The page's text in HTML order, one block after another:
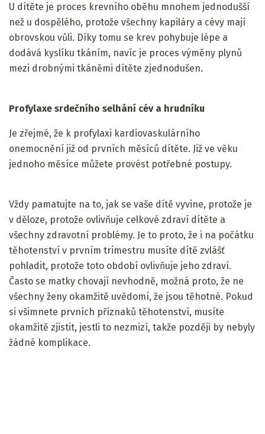
U dítěte je proces krevního oběhu mnohem jednodušší
než u dospělého, protože všechny kapiláry a cévy mají
obrovskou vůli. Díky tomu se krev pohybuje lépe a
dodává kyslíku tkáním, navíc je proces výměny plynů
mezi drobnými tkáněmi dítěte zjednodušen.
Profylaxe srdečního selhání cév a hrudníku
Je zřejmé, že k profylaxi kardiovaskulárního
onemocnění již od prvních měsíců dítěte. Již ve věku
jednoho měsíce můžete provést potřebné postupy.
Vždy pamatujte na to, jak se vaše dítě vyvine, protože je
v děloze, protože ovlivňuje celkové zdraví dítěte a
všechny zdravotní problémy. Je to proto, že i na počátku
těhotenství v prvním trimestru musíte dítě zvlášť
pohladit, protože toto období ovlivňuje jeho zdraví.
Často se matky chovají nevhodně, možná proto, že ne
všechny ženy okamžitě uvědomí, že jsou těhotné. Pokud
si všimnete prvních příznaků těhotenství, musíte
okamžitě zjistit, jestli to nezmizí, takže později by nebyly
žádné komplikace.